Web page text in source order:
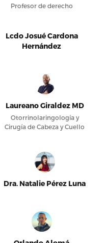
Profesor de derecho
Lcdo Josué Cardona
Hernández
Laureano Giraldez MD
Otorrinolaringología y
Cirugía de Cabeza y Cuello
Dra. Natalie Pérez Luna